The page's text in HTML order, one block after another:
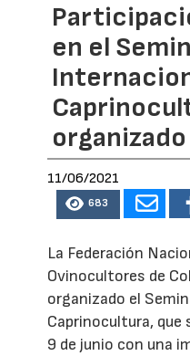
en el
11/06/2021
683
La Federación
Ovinocultores de
organizado el
Caprinocultura, que
9 de junio con una